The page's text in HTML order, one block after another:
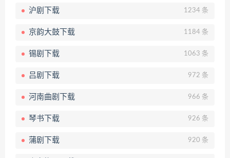
沪剧下载 1234 条
京韵大鼓下载 1184 条
锡剧下载 1063 条
吕剧下载 972 条
河南曲剧下载 966 条
琴书下载 926 条
蒲剧下载 920 条